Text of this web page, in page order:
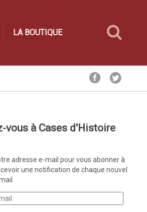
LA BOUTIQUE
vous à Cases d'Histoire
adresse e-mail pour vous abonner à
une notification de chaque nouvel